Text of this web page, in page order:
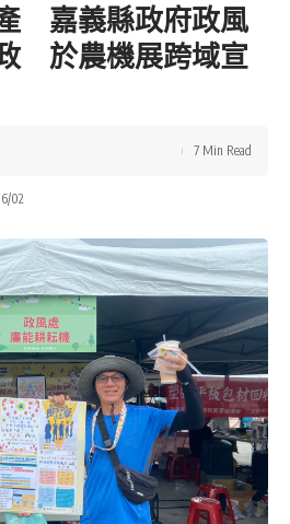
嘉義縣政府政風
於農機展跨域宣
02
7 Min Read